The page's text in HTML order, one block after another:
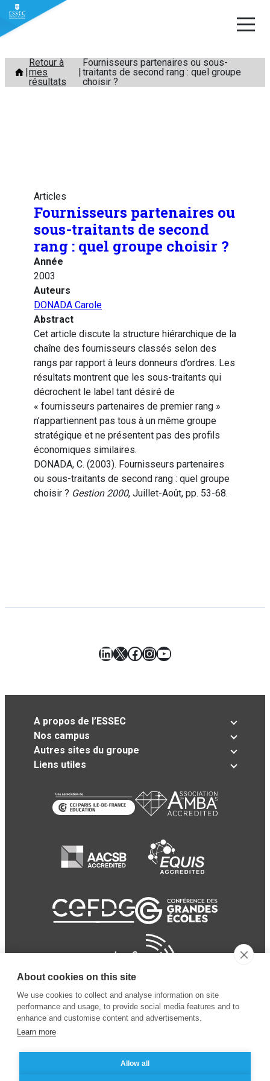
Aller
contenu
Retour à
mes
résultats
Fournisseurs partenaires ou sous-
traitants de second rang : quel groupe
choisir ?
Articles
Fournisseurs partenaires ou
sous-traitants de second
rang : quel groupe choisir ?
Année
2003
Auteurs
DONADA Carole
Abstract
Cet article discute la structure hiérarchique de la
chaîne des fournisseurs classés selon des
rangs par rapport à leurs donneurs d’ordres. Les
résultats montrent que les sous-traitants qui
décrochent le label tant désiré de
« fournisseurs partenaires de premier rang »
n’appartiennent pas tous à un même groupe
stratégique et ne présentent pas des profils
économiques similaires.
DONADA, C. (2003). Fournisseurs partenaires
ou sous-traitants de second rang : quel groupe
choisir ? Gestion 2000, Juillet-Août, pp. 53-68.
LinkedIn
X Facebook
Instagram
YouTube
A propos de l’ESSEC
Nos campus
Autres sites du groupe
Liens utiles
About cookies on this site
We use cookies to collect and analyse information on site
performance and usage, to provide social media features and to
enhance and customise content and advertisements.
Learn more
Allow all